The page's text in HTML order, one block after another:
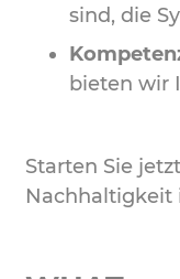
sind, die
bieten wir
Starten Sie
Nachhaltigkeit